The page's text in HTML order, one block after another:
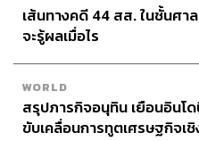
ได้ทันนะครับ
TAGS: Houthi
Lebanon
Ukraine
Thailand
เส้นทางคดี 44 สส. ในชั้นศา
จะรู้ผลเมื่อไร
WORLD
สรุปภารกิจอนุทิน เยือนอินโด
ขับเคลื่อนการทูตเศรษฐกิจเ